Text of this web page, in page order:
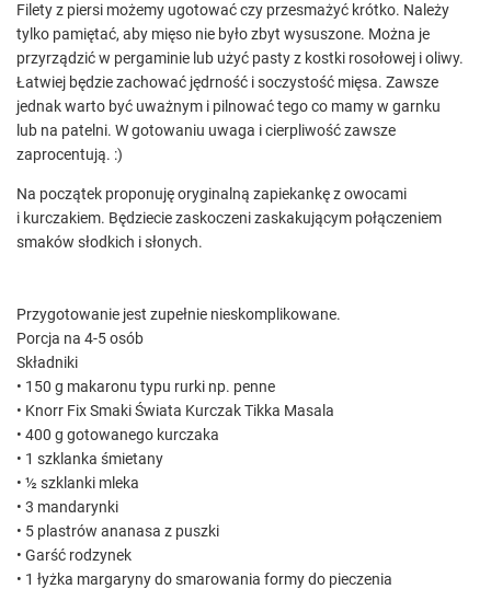
Filety z piersi możemy ugotować czy przesmażyć krótko. Należy
tylko pamiętać, aby mięso nie było zbyt wysuszone. Można je
przyrządzić w pergaminie lub użyć pasty z kostki rosołowej i oliwy.
Łatwiej będzie zachować jędrność i soczystość mięsa. Zawsze
jednak warto być uważnym i pilnować tego co mamy w garnku
lub na patelni. W gotowaniu uwaga i cierpliwość zawsze
zaprocentują. :)
Na początek proponuję oryginalną zapiekankę z owocami
i kurczakiem. Będziecie zaskoczeni zaskakującym połączeniem
smaków słodkich i słonych.
Przygotowanie jest zupełnie nieskomplikowane.
Porcja na 4-5 osób
Składniki
• 150 g makaronu typu rurki np. penne
• Knorr Fix Smaki Świata Kurczak Tikka Masala
• 400 g gotowanego kurczaka
• 1 szklanka śmietany
• ½ szklanki mleka
• 3 mandarynki
• 5 plastrów ananasa z puszki
• Garść rodzynek
• 1 łyżka margaryny do smarowania formy do pieczenia